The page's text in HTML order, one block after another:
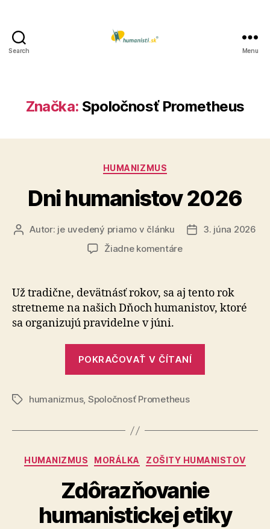
Search Menu
Značka: Spoločnosť Prometheus
Kategórie
HUMANIZMUS
Dni humanistov 2026
AutorAutor: je uvedený priamo v článku
Dátum
3. júna 2026
Žiadne komentárena
2026
Už tradične, devätnásť rokov, sa aj tento rok
stretneme na našich Dňoch humanistov, ktoré
sa organizujú pravidelne v júni.
POKRAČOVAŤ V ČÍTANÍ
Značkyhumanizmus, Spoločnosť Prometheus
Kategórie
HUMANIZMUS MORÁLKA ZOŠITY HUMANISTOV
Zdôrazňovanie
humanistickej etiky